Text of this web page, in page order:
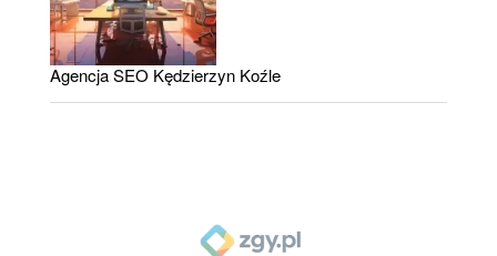
Agencja SEO Kędzierzyn Koźle